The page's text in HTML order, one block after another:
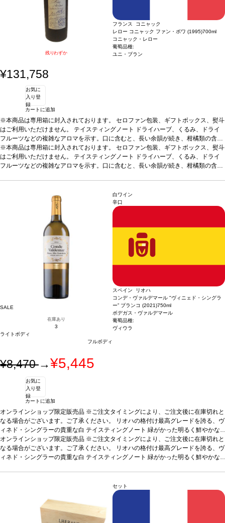
残りわずか
フランス コニャック
レロー コニャック ファン・ボワ (1995)700ml
コニャック・レロー
葡萄品種:
ユニ・ブラン
¥131,758
お気に
入り登
録
カートに追加
※本商品は専用箱に封入されております。 セロファン包装、ギフトボックス、熨斗
はご利用いただけません。 テイスティングノート
ドライハーブ、くるみ、ドライ
フルーツなどの複雑なアロマを示す。口に含むと、長い余韻が続き、柑橘類の含み
を伴う。合う料理食後酒として葡萄品種 100% ユニ・ブラン
※本商品は専用箱に封入されております。 セロファン包装、ギフトボックス、熨斗
はご利用いただけません。 テイスティングノート
ドライハーブ、くるみ、ドライ
フルーツなどの複雑なアロマを示す。口に含むと、長い余韻が続き、柑橘類の含み
SALE
在庫あり
3
ライトボディ
フルボディ
白ワイン
辛口
スペイン リオハ
コンデ・ヴァルデマール "ヴィニェド・シングラ
ー” ブランコ (2021)750ml
ボデガス・ヴァルデマール
葡萄品種:
ヴィウラ
¥8,470→¥5,445
お気に
入り登
録
カートに追加
オンラインショップ限定販売品 ※ご注文タイミングにより、ご注文後に在庫切れと
なる場合がございます。ご了承ください。 リオハの格付け最高グレードを誇る、ヴ
ィネド・シングラーの貴重な白 テイスティングノート 緑がかった明るく鮮やかな
麦わら色。アカシアのような白い花と、メロンや洋ナシのような白果実の凝縮した
アロマを示す。スモーキーさも含み、ヘーゼルナッツのような繊細な香りを背景に
感じる。フルボディ、味わいは深く複雑でリッチ、石灰岩土壌からの特徴的な塩味
オンラインショップ限定販売品 ※ご注文タイミングにより、ご注文後に在庫切れと
なる場合がございます。ご了承ください。 リオハの格付け最高グレードを誇る、ヴ
ィネド・シングラーの貴重な白 テイスティングノート 緑がかった明るく鮮やかな
感じる。フルボディ、味わいは深く複雑でリッチ、石灰岩土壌からの特徴的な塩味
を持つ。素晴らしくエレガントで、長い余韻が続く。
ラ、貝類などの前菜、白身肉、ホワイトソースのパスタ、ロースト野菜、リゾット
葡萄品種100% ヴィウラ
セット